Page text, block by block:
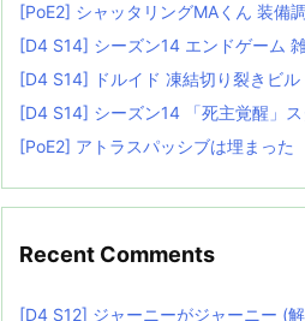
[PoE2] シャッタリングMAくん 装備
[D4 S14] シーズン14 エンドゲーム
[D4 S14] ドルイド 凍結切り裂きビル
[D4 S14] シーズン14 「死主覚醒」ス
[PoE2] アトラスパッシブは埋まった
Recent Comments
[D4 S12] ジャーニーがジャーニー (